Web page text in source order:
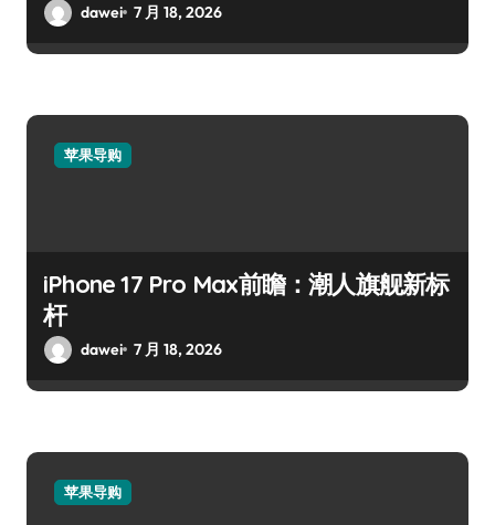
dawei 7 月 18, 2026
苹果导购
iPhone 17 Pro Max前瞻：潮人旗舰新标
杆
dawei 7 月 18, 2026
苹果导购